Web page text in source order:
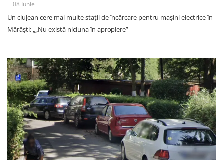
08 Iunie
Un clujean cere mai multe stații de încărcare pentru mașini electrice în
Mărăști: „„Nu există niciuna în apropiere”